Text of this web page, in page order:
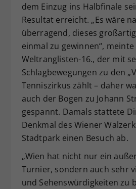
dem Einzug ins Halbfinale
Resultat erreicht. „Es wäre
überragend, dieses
einmal zu gewinnen“,
Weltranglisten-16., der mit
Schlagbewegungen zu den
Tenniszirkus zählt – daher
auch der Bogen zu Johann
gespannt. Damals stattete
Denkmal des Wiener
Stadtpark einen Besuch ab.
„Wien hat nicht nur ein
Turnier, sondern auch sehr
und Sehenswürdigkeiten zu